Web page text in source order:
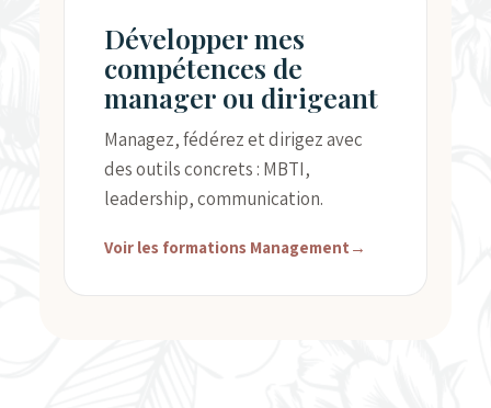
Développer mes
compétences de
manager ou dirigeant
Managez, fédérez et dirigez avec
des outils concrets : MBTI,
leadership, communication.
Voir les formations Management →